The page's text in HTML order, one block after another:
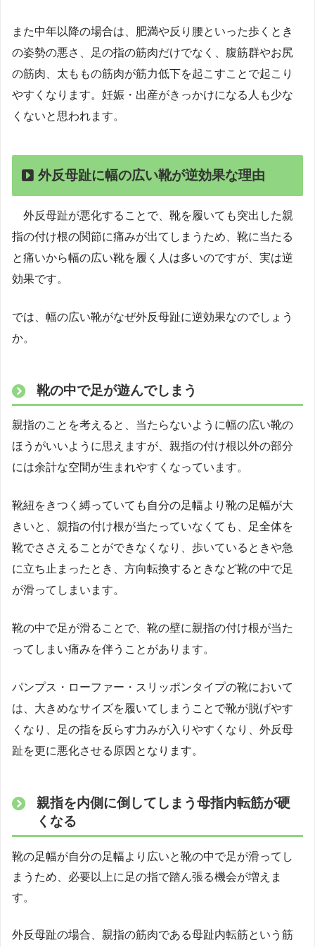
また中年以降の場合は、肥満や反り腰といった歩くとき
の姿勢の悪さ、足の指の筋肉だけでなく、腹筋群やお尻
の筋肉、太ももの筋肉が筋力低下を起こすことで起こり
やすくなります。妊娠・出産がきっかけになる人も少な
くないと思われます。
外反母趾に幅の広い靴が逆効果な理由
外反母趾が悪化することで、靴を履いても突出した親
指の付け根の関節に痛みが出てしまうため、靴に当たる
と痛いから幅の広い靴を履く人は多いのですが、実は逆
効果です。
では、幅の広い靴がなぜ外反母趾に逆効果なのでしょう
か。
靴の中で足が遊んでしまう
親指のことを考えると、当たらないように幅の広い靴の
ほうがいいように思えますが、親指の付け根以外の部分
には余計な空間が生まれやすくなっています。
靴紐をきつく縛っていても自分の足幅より靴の足幅が大
きいと、親指の付け根が当たっていなくても、足全体を
靴でささえることができなくなり、歩いているときや急
に立ち止まったとき、方向転換するときなど靴の中で足
が滑ってしまいます。
靴の中で足が滑ることで、靴の壁に親指の付け根が当た
ってしまい痛みを伴うことがあります。
パンプス・ローファー・スリッポンタイプの靴において
は、大きめなサイズを履いてしまうことで靴が脱げやす
くなり、足の指を反らす力みが入りやすくなり、外反母
趾を更に悪化させる原因となります。
親指を内側に倒してしまう母指内転筋が硬
くなる
靴の足幅が自分の足幅より広いと靴の中で足が滑ってし
まうため、必要以上に足の指で踏ん張る機会が増えま
す。
外反母趾の場合、親指の筋肉である母趾内転筋という筋